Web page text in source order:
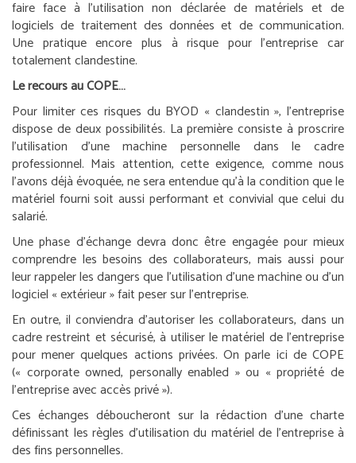
faire face à l’utilisation non déclarée de matériels et de
logiciels de traitement des données et de communication.
Une pratique encore plus à risque pour l’entreprise car
totalement clandestine.
Le recours au COPE…
Pour limiter ces risques du BYOD « clandestin », l’entreprise
dispose de deux possibilités. La première consiste à proscrire
l’utilisation d’une machine personnelle dans le cadre
professionnel. Mais attention, cette exigence, comme nous
l’avons déjà évoquée, ne sera entendue qu’à la condition que le
matériel fourni soit aussi performant et convivial que celui du
salarié.
Une phase d’échange devra donc être engagée pour mieux
comprendre les besoins des collaborateurs, mais aussi pour
leur rappeler les dangers que l’utilisation d’une machine ou d’un
logiciel « extérieur » fait peser sur l’entreprise.
En outre, il conviendra d’autoriser les collaborateurs, dans un
cadre restreint et sécurisé, à utiliser le matériel de l’entreprise
pour mener quelques actions privées. On parle ici de COPE
(« corporate owned, personally enabled » ou « propriété de
l’entreprise avec accès privé »).
Ces échanges déboucheront sur la rédaction d’une charte
définissant les règles d’utilisation du matériel de l’entreprise à
des fins personnelles.